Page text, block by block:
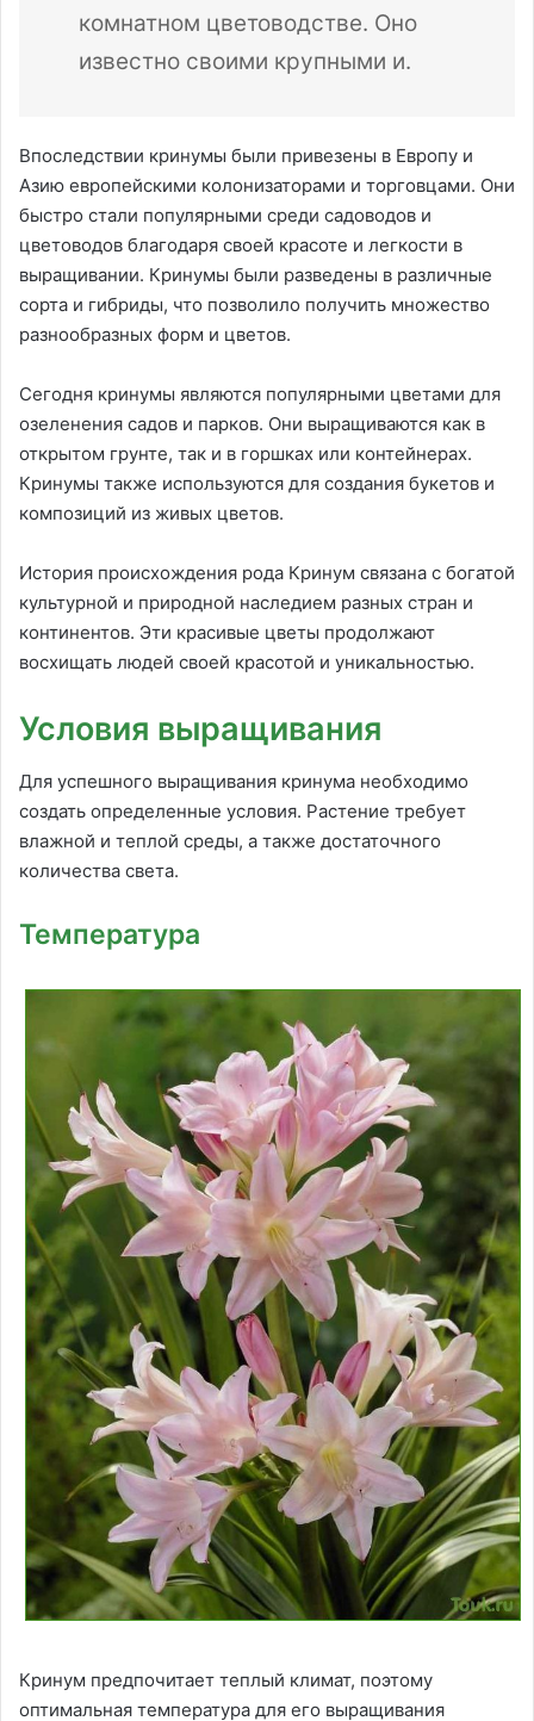
комнатном цветоводстве. Оно
известно своими крупными и.
Впоследствии кринумы были привезены в Европу и
Азию европейскими колонизаторами и торговцами. Они
быстро стали популярными среди садоводов и
цветоводов благодаря своей красоте и легкости в
выращивании. Кринумы были разведены в различные
сорта и гибриды, что позволило получить множество
разнообразных форм и цветов.
Сегодня кринумы являются популярными цветами для
озеленения садов и парков. Они выращиваются как в
открытом грунте, так и в горшках или контейнерах.
Кринумы также используются для создания букетов и
композиций из живых цветов.
История происхождения рода Кринум связана с богатой
культурной и природной наследием разных стран и
континентов. Эти красивые цветы продолжают
восхищать людей своей красотой и уникальностью.
Условия выращивания
Для успешного выращивания кринума необходимо
создать определенные условия. Растение требует
влажной и теплой среды, а также достаточного
количества света.
Температура
Кринум предпочитает теплый климат, поэтому
оптимальная температура для его выращивания